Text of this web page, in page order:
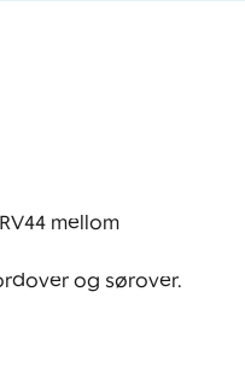
mellom
og sørover.